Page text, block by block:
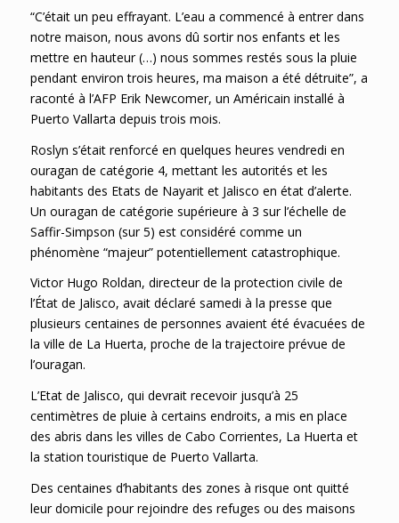
“C’était un peu effrayant. L’eau a commencé à entrer dans
notre maison, nous avons dû sortir nos enfants et les
mettre en hauteur (…) nous sommes restés sous la pluie
pendant environ trois heures, ma maison a été détruite”, a
raconté à l’AFP Erik Newcomer, un Américain installé à
Puerto Vallarta depuis trois mois.
Roslyn s’était renforcé en quelques heures vendredi en
ouragan de catégorie 4, mettant les autorités et les
habitants des Etats de Nayarit et Jalisco en état d’alerte.
Un ouragan de catégorie supérieure à 3 sur l’échelle de
Saffir-Simpson (sur 5) est considéré comme un
phénomène “majeur” potentiellement catastrophique.
Victor Hugo Roldan, directeur de la protection civile de
l’État de Jalisco, avait déclaré samedi à la presse que
plusieurs centaines de personnes avaient été évacuées de
la ville de La Huerta, proche de la trajectoire prévue de
l’ouragan.
L’Etat de Jalisco, qui devrait recevoir jusqu’à 25
centimètres de pluie à certains endroits, a mis en place
des abris dans les villes de Cabo Corrientes, La Huerta et
la station touristique de Puerto Vallarta.
Des centaines d’habitants des zones à risque ont quitté
leur domicile pour rejoindre des refuges ou des maisons